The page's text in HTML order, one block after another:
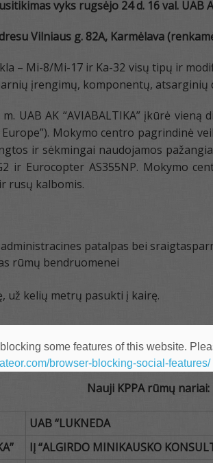
vyks rugsėjo 24 d. 16 val. UAB
Vilniaus g. 82A, Karmėlava
– Mi-8/Mi-17 ir Ka-32 visų tipų ir
įrengimų, komponentų,
UAB AK “AVIABALTIKA” įkūrė
Mokymo centro pagrindinė
ir sėkmingai naudojamos
ir Eurocopter AS355NP. Mokymo
rusų kalbomis.
patalpas bei
rūmų bendruomenei
už kelių metrų pasukti į kairę.
Nauji KPPA rūmų nariai:
UAB“LUKNEDA
IĮ“ALGIRDO MINIKAUSKO
some features of this website.
browser-blocking-social-features/